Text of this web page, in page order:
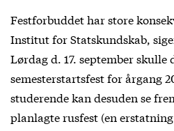
Festforbuddet har store
Institut for Statskundskab,
Lørdag d. 17. september
semesterstartsfest for årgang
studerende kan desuden se
planlagte rusfest (en